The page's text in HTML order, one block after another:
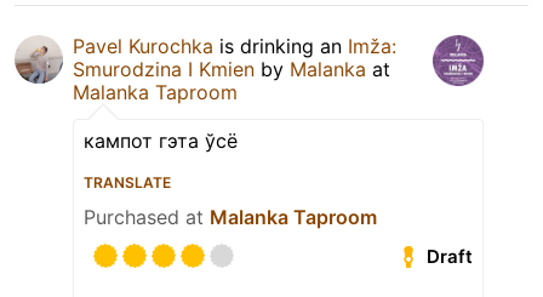
Pavel Kurochka is drinking an Imža:
Smurodzina I Kmien by Malanka at
Malanka Taproom
кампот гэта ўсё
TRANSLATE
Purchased at Malanka Taproom
Draft